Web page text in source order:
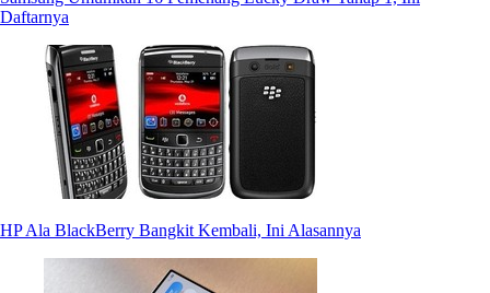
Daftarnya
HP Ala BlackBerry Bangkit Kembali, Ini Alasannya